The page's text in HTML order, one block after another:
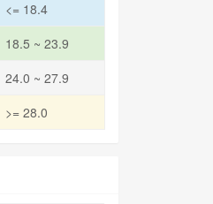
<= 18.4
18.5 ~ 23.9
24.0 ~ 27.9
>= 28.0